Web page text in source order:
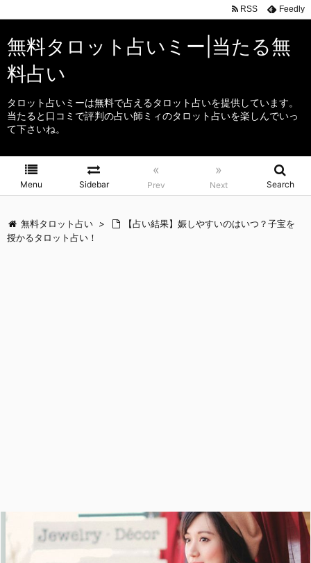
無料タロット占いミー|当たる無
料占い
タロット占いミーは無料で占えるタロット占いを提供しています。
当たると口コミで評判の占い師ミィのタロット占いを楽しんでいっ
て下さいね。
Menu Sidebar
«
Prev
»
Next Search
RSS Feedly
無料タロット占い >
【占い結果】娠しやすいのはいつ？子宝を
授かるタロット占い！